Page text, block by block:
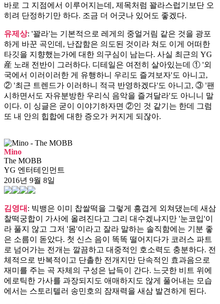
바로 그 지점에서 이루어지는데, 제목처럼 꽐라스럽기보단 오
히려 단정하기만 하다. 조금 더 어긋나 있어도 좋겠다.
유제상: '꽐라'는 기본적으로 레게의 중얼거림 같은 것을 광포
하게 바꾼 곡인데, 난잡함은 의도된 것이라 쳐도 이게 어떠한
타깃을 지향했는가에 대한 의구심이 남는다. 사실 최근의 YG
産 노래 전반이 그러하다. 디테일은 여전히 살아있는데 ① '외
국에서 이러이러한 게 유행하니 우리도 즐겨보자'도 아니고,
② '최근 트렌드가 이러하니 적극 반영하겠다'도 아니고, ③ '팬
시하면서도 자유분방한 우리식 음악을 즐겨달라'도 아니니 말
이다. 이 싱글은 굳이 이야기하자면 ②인 것 같기는 한데 그럼
또 내 안의 힙합에 대한 증오가 커지게 되잖아.
Mino
The MOBB
YG 엔터테인먼트
2016년 9월 8일
김영대 : 빅뱅은 이미 찹쌀떡을 그렇게 흥겹게 외쳐댔는데 새삼
찰떡궁합이 가사에 올려진다고 그리 대수겠냐지만 '눈코입'이
라 풀지 않고 그저 '몸'이라고 잘라 말하는 솔직함에는 기분 좋
은 소름이 돋았다. 첫 신스 음이 똑똑 떨어지다가 코러스 파트
로 넘어가는 전개는 깔끔하고 대중적인 호소력도 충분하다. 전
체적으로 반복적이고 단촐한 전개지만 단속적인 효과음으로
재미를 주는 곡 자체의 구성은 납득이 간다. 느긋한 비트 위에
에로틱한 가사를 과장되지도 애매하지도 않게 풀어내는 모습
에서는 스토리텔러 송민호의 잠재력을 새삼 발견하게 된다.